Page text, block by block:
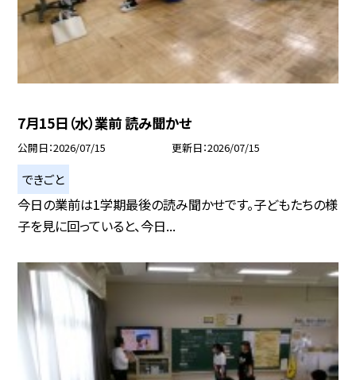
7月15日（水）業前 読み聞かせ
公開日 2026/07/15 更新日 2026/07/15
できごと
今日の業前は1学期最後の読み聞かせです。子どもたちの様
子を見に回っていると、今日...